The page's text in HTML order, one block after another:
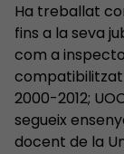
Ha treballat
fins a la seva
com a
compatibilitzat
2000-2012;
segueix
docent de la